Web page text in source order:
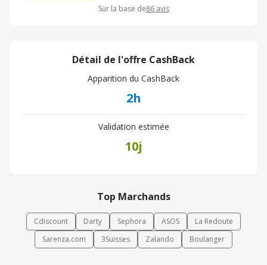
Sur la base de86 avis
Détail de l'offre CashBack
Apparition du CashBack
2h
Validation estimée
10j
Top Marchands
Cdiscount Darty Sephora ASOS
La Redoute
Sarenza.com
3Suisses Zalando Boulanger